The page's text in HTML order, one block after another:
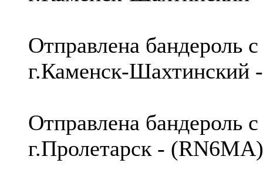
Отправлена бандероль
г.Каменск-Шахтинский
Отправлена бандероль
г.Пролетарск - (RN6MA)